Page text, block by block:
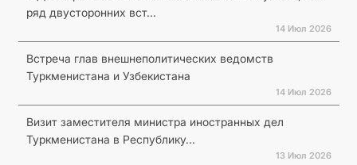
ряд двусторонних вст...
14 Июл 2026
Встреча глав внешнеполитических ведомств
Туркменистана и Узбекистана
14 Июл 2026
Визит заместителя министра иностранных дел
Туркменистана в Республику...
13 Июл 2026